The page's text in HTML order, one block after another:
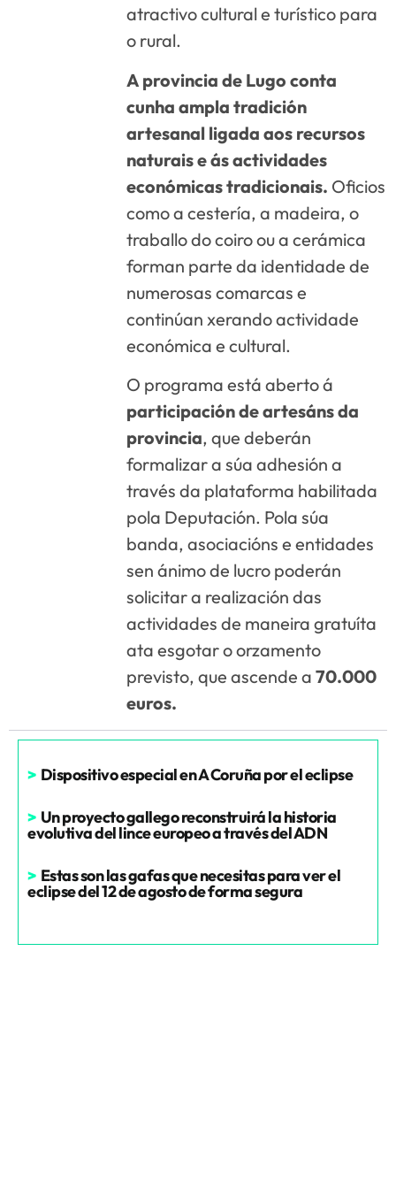
atractivo cultural e turístico para
o rural.
A provincia de Lugo conta
cunha ampla tradición
artesanal ligada aos recursos
naturais e ás actividades
económicas tradicionais. Oficios
como a cestería, a madeira, o
traballo do coiro ou a cerámica
forman parte da identidade de
numerosas comarcas e
continúan xerando actividade
económica e cultural.
O programa está aberto á
participación de artesáns da
provincia, que deberán
formalizar a súa adhesión a
través da plataforma habilitada
pola Deputación. Pola súa
banda, asociacións e entidades
sen ánimo de lucro poderán
solicitar a realización das
actividades de maneira gratuíta
ata esgotar o orzamento
previsto, que ascende a70.000
euros.
> Dispositivo especial en A Coruña por el eclipse
> Un proyecto gallego reconstruirá la historia
evolutiva del lince europeo a través del ADN
> Estas son las gafas que necesitas para ver el
eclipse del 12 de agosto de forma segura